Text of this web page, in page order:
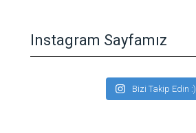
Instagram Sayfamız
Bizi Takip Edin :)